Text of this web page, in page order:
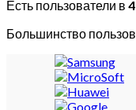
Есть пользователи в 4
Большинство